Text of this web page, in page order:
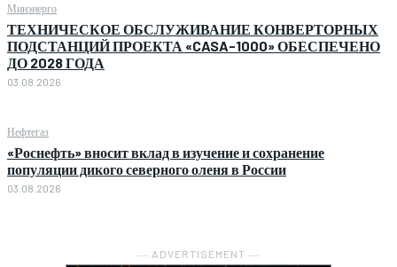
Минэнерго
ТЕХНИЧЕСКОЕ ОБСЛУЖИВАНИЕ КОНВЕРТОРНЫХ
ПОДСТАНЦИЙ ПРОЕКТА «CASA-1000» ОБЕСПЕЧЕНО
ДО 2028 ГОДА
03.08.2026
Нефтегаз
«Роснефть» вносит вклад в изучение и сохранение
популяции дикого северного оленя в России
03.08.2026
― ADVERTISEMENT ―